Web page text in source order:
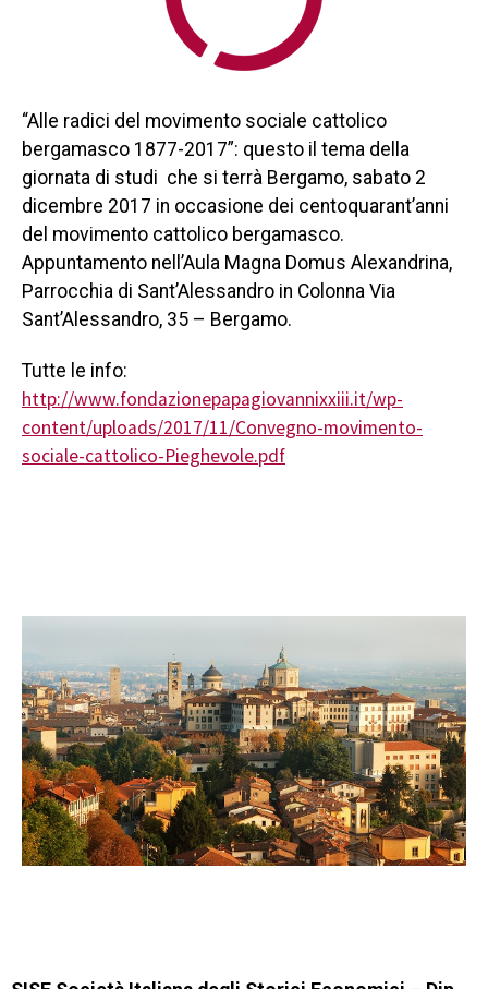
“Alle radici del movimento sociale cattolico
bergamasco 1877-2017”: questo il tema della
giornata di studi che si terrà Bergamo, sabato 2
dicembre 2017 in occasione dei centoquarant’anni
del movimento cattolico bergamasco.
Appuntamento nell’Aula Magna Domus Alexandrina,
Parrocchia di Sant’Alessandro in Colonna Via
Sant’Alessandro, 35 – Bergamo.
Tutte le info:
http://www.fondazionepapagiovannixxiii.it/wp-
content/uploads/2017/11/Convegno-movimento-
sociale-cattolico-Pieghevole.pdf